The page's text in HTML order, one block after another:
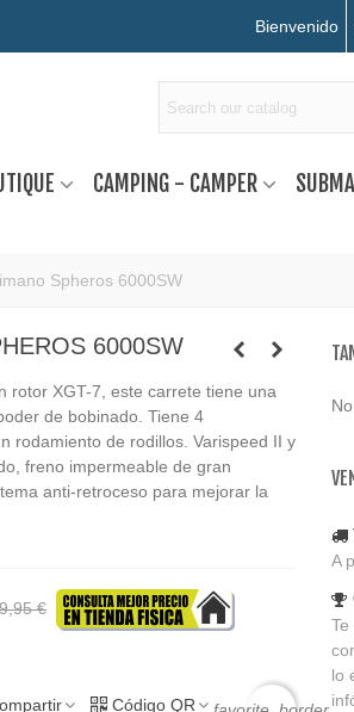
Bienvenido
CAMPING - CAMPER
Spheros 6000SW
6000SW
rotor XGT-7, este carrete tiene una
de bobinado. Tiene 4
rodamiento de rodillos. Varispeed II y
freno impermeable de gran
anti-retroceso para mejorar la
€
Código QR
A
lo